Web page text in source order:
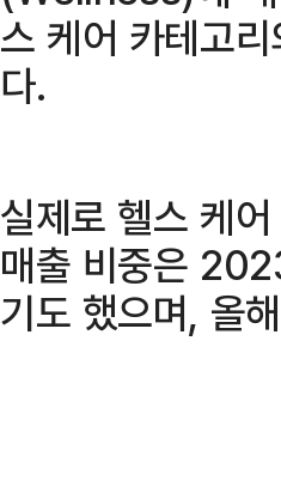
스 케어 카테고
다.
실제로 헬스 케
매출 비중은
기도 했으며, 올